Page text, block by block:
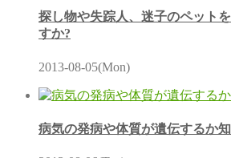
探し物や失踪人、迷子のペット
すか?
2013-08-05(Mon)
病気の発病や体質が遺伝するか知